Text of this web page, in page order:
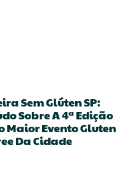
Sem Glúten SP:
Sobre A 4ª Edição
Maior Evento Gluten
Da Cidade